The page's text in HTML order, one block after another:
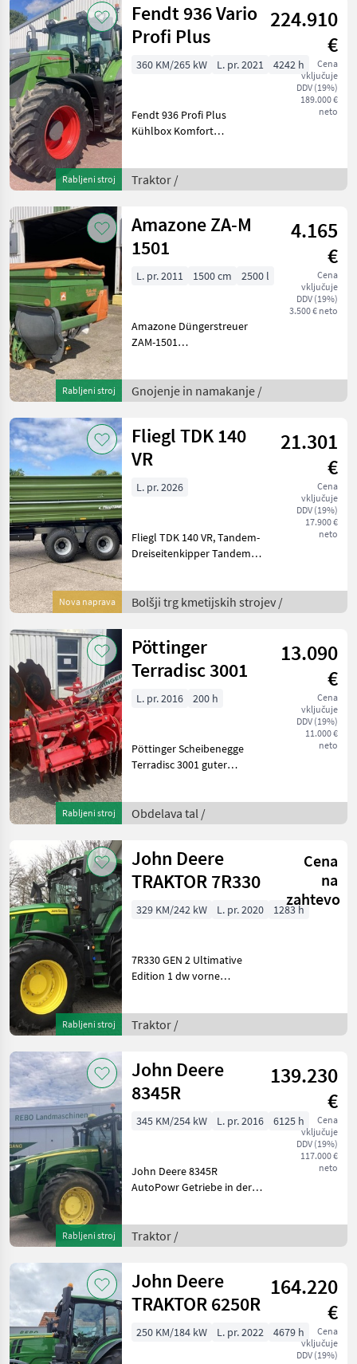
Zylindertraktoren Ge
Rabljeni stroj
Fendt 936 Vario
Profi Plus
224.910
€
Cena
vključuje
DDV (19%)
189.000 €
neto
360 KM/265 kW L. pr. 2021 4242 h
Fendt 936 Profi Plus
Kühlbox Komfort
VarioDoc VarioGuide light
Infotainment System mit
Contour Assistant 10,
Traktor /
Rabljeni stroj
Amazone ZA-M
1501
4.165
€
Cena
vključuje
DDV (19%)
3.500 € neto
L. pr. 2011 1500 cm 2500 l
Amazone Düngerstreuer
ZAM-1501
Geschwindkeitsabhängiges
Streuen Hydraulische
elektrischer Schiebereinste
Gnojenje in namakanje /
Nova naprava
Fliegl TDK 140
VR
21.301
€
Cena
vključuje
DDV (19%)
17.900 €
neto
L. pr. 2026
Fliegl TDK 140 VR, Tandem-
Dreiseitenkipper Tandem
Rahmen verzinkt Brücke
4500x2220/2170 mm
600 mm,
Bolšji trg kmetijskih strojev /
Rabljeni stroj
Pöttinger
Terradisc 3001
13.090
€
Cena
vključuje
DDV (19%)
11.000 €
neto
L. pr. 2016 200 h
Pöttinger Scheibenegge
Terradisc 3001 guter
plošče Obdelava tal Brana
Obdelava tal /
Rabljeni stroj
John Deere
TRAKTOR 7R330
Cena
na
zahtevo
329 KM/242 kW L. pr. 2020 1283 h
7R330 GEN 2 Ultimative
Edition 1 dw vorne
Anhänger ABS
CommandPro Fahrhebel
Oberlenker K80
Automatisierun
Traktor /
Rabljeni stroj
John Deere
8345R
139.230
€
Cena
vključuje
DDV (19%)
117.000 €
neto
345 KM/254 kW L. pr. 2016 6125 h
John Deere 8345R
AutoPowr Getriebe in der
inkl. Aktivierun pogon:
štirikolesni pogon, največja
Traktor /
John Deere
TRAKTOR 6250R
164.220
€
Cena
vključuje
DDV (19%)
250 KM/184 kW L. pr. 2022 4679 h